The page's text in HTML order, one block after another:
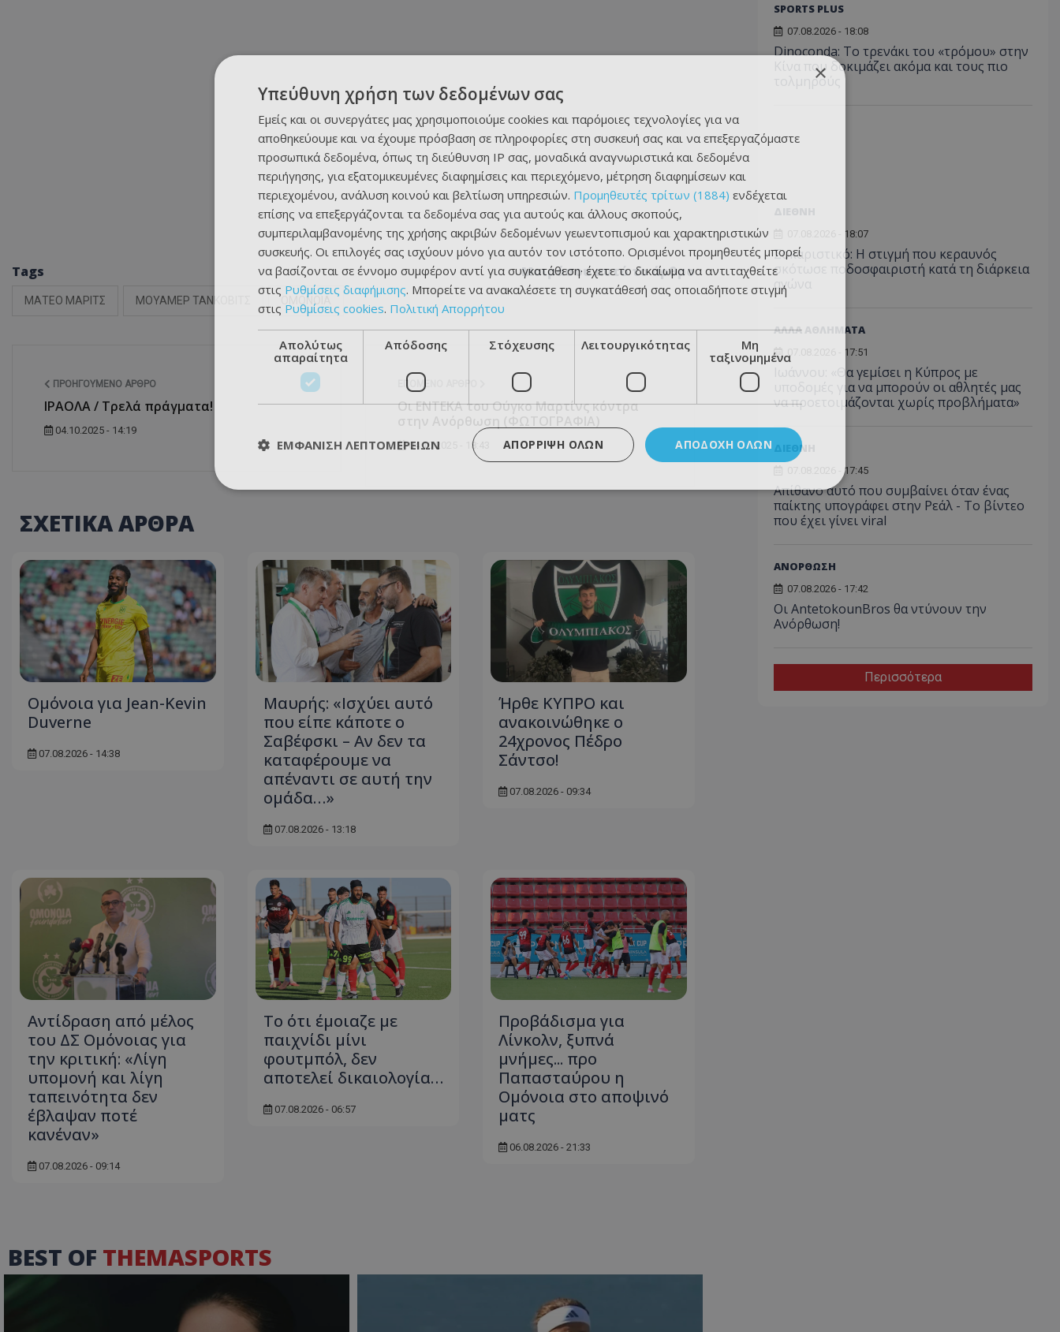
Tags
ΜΑΤΕΟ ΜΑΡΙΤΣ ΜΟΥΑΜΕΡ ΤΑΝΚΟΒΙΤΣ ΟΜΟΝΟΙΑ
Μοιράσου αυτό το άρθρο
ΠΡΟΗΓΟΎΜΕΝΟ ΆΡΘΡΟ
ΙΡΑΟΛΑ / Τρελά πράγματα!
04.10.2025 - 14:19
Οι ΕΝΤΕΚΑ του Ούγκο Μαρτίνς κόντρα
04.10.2025 - 18:43
ΣΧΕΤΙΚΑ ΑΡΘΡΑ
Ομόνοια για Jean-Kevin
Duverne
07.08.2026 - 14:38
Μαυρής: «Ισχύει αυτό
που είπε κάποτε ο
Σαβέφσκι – Αν δεν τα
καταφέρουμε να
απέναντι σε αυτή την
ομάδα…»
07.08.2026 - 13:18
Ήρθε ΚΥΠΡΟ και
ανακοινώθηκε ο
24χρονος Πέδρο
Σάντσο!
07.08.2026 - 09:34
Αντίδραση από μέλος
του ΔΣ Ομόνοιας για
την κριτική: «Λίγη
υπομονή και λίγη
ταπεινότητα δεν
έβλαψαν ποτέ
κανέναν»
07.08.2026 - 09:14
Το ότι έμοιαζε με
παιχνίδι μίνι
φουτμπόλ, δεν
αποτελεί δικαιολογία…
07.08.2026 - 06:57
Προβάδισμα για
Λίνκολν, ξυπνά
μνήμες... προ
Παπασταύρου η
Ομόνοια στο αποψινό
ματς
06.08.2026 - 21:33
BEST OF THEMASPORTS
SPORTS PLUS
07.08.2026 - 18:08
Dinoconda: Το τρενάκι του «τρόμου» στην
Κίνα που δοκιμάζει ακόμα και τους πιο
τολμηρούς
07.08.2026 - 18:07
Σοκαριστικό: Η στιγμή που κεραυνός
σκότωσε ποδοσφαιριστή κατά τη διάρκεια
αγώνα
ΑΛΛΑ ΑΘΛΗΜΑΤΑ
07.08.2026 - 17:51
Ιωάννου: «Θα γεμίσει η Κύπρος με
υποδομές για να μπορούν οι αθλητές μας
να προετοιμάζονται χωρίς προβλήματα»
ΔΙΕΘΝΗ
07.08.2026 - 17:45
Απίθανο αυτό που συμβαίνει όταν ένας
παίκτης υπογράφει στην Ρεάλ - Το βίντεο
που έχει γίνει viral
ΑΝΟΡΘΩΣΗ
07.08.2026 - 17:42
Οι AntetokounBros θα ντύνουν την
Ανόρθωση!
Περισσότερα
×
Υπεύθυνη χρήση των δεδομένων σας
Εμείς και οι συνεργάτες μας χρησιμοποιούμε cookies και παρόμοιες τεχνολογίες για να
αποθηκεύουμε και να έχουμε πρόσβαση σε πληροφορίες στη συσκευή σας και να επεξεργαζόμαστε
προσωπικά δεδομένα, όπως τη διεύθυνση IP σας, μοναδικά αναγνωριστικά και δεδομένα
περιήγησης, για εξατομικευμένες διαφημίσεις και περιεχόμενο, μέτρηση διαφημίσεων και
περιεχομένου, ανάλυση κοινού και βελτίωση υπηρεσιών. Προμηθευτές τρίτων (1884) ενδέχεται
επίσης να επεξεργάζονται τα δεδομένα σας για αυτούς και άλλους σκοπούς,
συμπεριλαμβανομένης της χρήσης ακριβών δεδομένων γεωεντοπισμού και χαρακτηριστικών
συσκευής. Οι επιλογές σας ισχύουν μόνο για αυτόν τον ιστότοπο. Ορισμένοι προμηθευτές μπορεί
να βασίζονται σε έννομο συμφέρον αντί για συγκατάθεση· έχετε το δικαίωμα να αντιταχθείτε
στις Ρυθμίσεις διαφήμισης. Μπορείτε να ανακαλέσετε τη συγκατάθεσή σας οποιαδήποτε στιγμή
στις Ρυθμίσεις cookies. Πολιτική Απορρήτου
Απολύτως
απαραίτητα
Απόδοσης Στόχευσης Λειτουργικότητας
Μη
ταξινομημένα
ΑΠΟΔΟΧΉ ΌΛΩΝ
ΑΠΌΡΡΙΨΗ ΌΛΩΝ
ΕΜΦΆΝΙΣΗ ΛΕΠΤΟΜΕΡΕΙΏΝ